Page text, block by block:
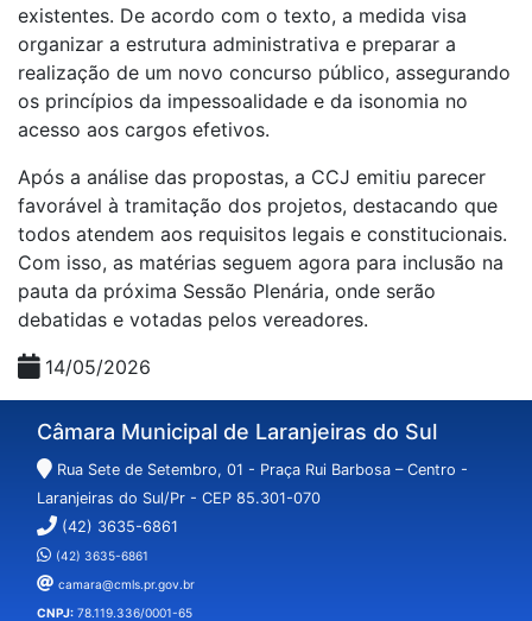
existentes. De acordo com o texto, a medida visa
organizar a estrutura administrativa e preparar a
realização de um novo concurso público, assegurando
os princípios da impessoalidade e da isonomia no
acesso aos cargos efetivos.
Após a análise das propostas, a CCJ emitiu parecer
favorável à tramitação dos projetos, destacando que
todos atendem aos requisitos legais e constitucionais.
Com isso, as matérias seguem agora para inclusão na
pauta da próxima Sessão Plenária, onde serão
debatidas e votadas pelos vereadores.
14/05/2026
Câmara Municipal de Laranjeiras do Sul
Rua Sete de Setembro, 01 - Praça Rui Barbosa – Centro -
Laranjeiras do Sul/Pr - CEP 85.301-070
(42) 3635-6861
(42) 3635-6861
camara@cmls.pr.gov.br
CNPJ: 78.119.336/0001-65